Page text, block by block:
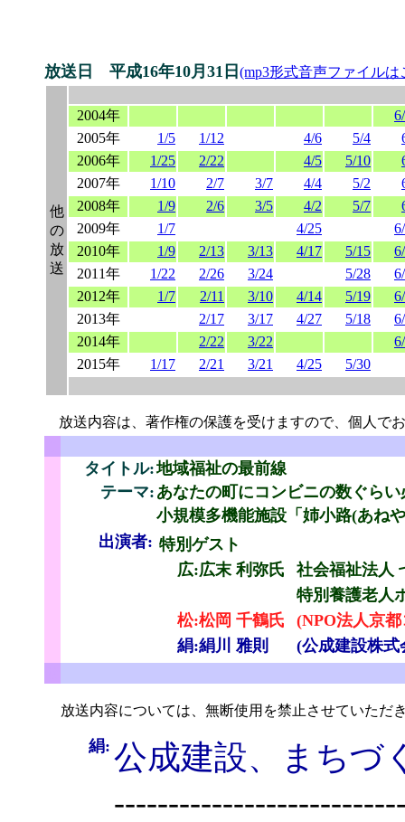
放送日 平成16年10月31日 (mp3形式音声ファイル
他
の
放
送
2004年
2005年
1/5 1/12 4/6 5/4
2006年
1/25 2/22 4/5 5/10
2007年
1/10 2/7 3/7 4/4 5/2
2008年
1/9 2/6 3/5 4/2 5/7
2009年
1/7 4/25
2010年
1/9 2/13 3/13 4/17 5/15
2011年
1/22 2/26 3/24 5/28
2012年
1/7 2/11 3/10 4/14 5/19
2013年
2/17 3/17 4/27 5/18
2014年
2/22 3/22
2015年
1/17 2/21 3/21 4/25 5/30
放送内容は、著作権の保護を受けますので、個人で
タイトル:地域福祉の最前線
テーマ: あなたの町にコンビニの数ぐら
小規模多機能施設「姉小路(あね
出演者: 特別ゲスト
広:広末 利弥氏
社会福祉法人
特別養護老人
松:松岡 千鶴氏
(NPO法人京
絹:絹川 雅則
(公成建設株式
放送内容については、無断使用を禁止させていただ
絹: 公成建設、まちづ